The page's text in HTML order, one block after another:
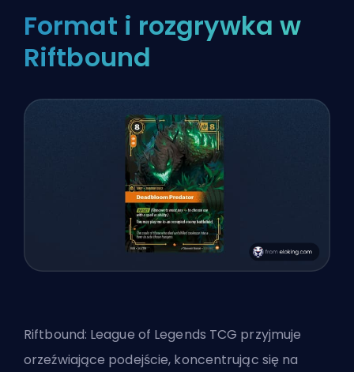
Format i rozgrywka w
Riftbound
Riftbound: League of Legends TCG przyjmuje
orzeźwiające podejście, koncentrując się na